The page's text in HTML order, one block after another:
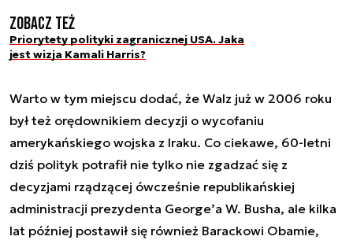
Zobacz też
Priorytety polityki zagranicznej USA. Jaka
jest wizja Kamali Harris?
Warto w tym miejscu dodać, że Walz już w 2006 roku
był też orędownikiem decyzji o wycofaniu
amerykańskiego wojska z Iraku. Co ciekawe, 60-letni
dziś polityk potrafił nie tylko nie zgadzać się z
decyzjami rządzącej ówcześnie republikańskiej
administracji prezydenta George’a W. Busha, ale kilka
lat później postawił się również Barackowi Obamie,